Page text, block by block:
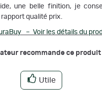
une belle finition, je
qualité prix.
– Voir les détails du
recommande ce produit
Utile